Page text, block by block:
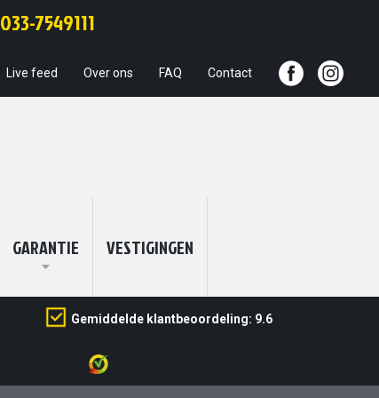
033-7549111
Live feed Over ons FAQ Contact
GARANTIE VESTIGINGEN
Gemiddelde klantbeoordeling: 9.6